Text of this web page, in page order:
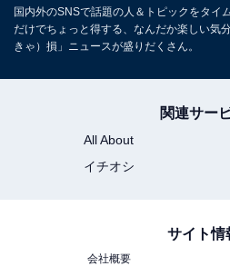
国内外のSNSで話題の人＆トピックをタイ
だけでちょっと得する、なんだか楽しい気
きゃ）損」ニュースが盛りだくさん。
関連サー
All About
イチオシ
サイト情
会社概要